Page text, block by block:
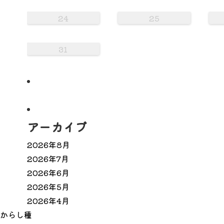
24 25
31
アーカイブ
2026年8月
2026年7月
2026年6月
2026年5月
2026年4月
から し種